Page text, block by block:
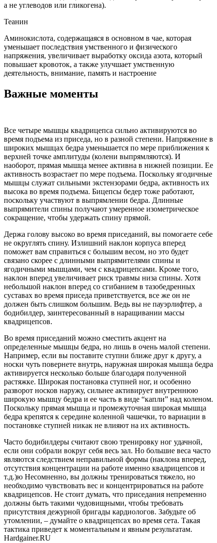
а не углеводов или гликогена).
Теанин
Аминокислота, содержащаяся в основном в чае, которая
уменьшает последствия умственного и физического
напряжения, увеличивает выработку оксида азота, который
повышает кровоток, а также улучшает умственную
деятельность, внимание, память и настроение
Важные моменты
Все четыре мышцы квадрицепса сильно активируются во
время подъема из приседа, но в разной степени. Напряжение в
широких мышцах бедра уменьшается по мере приближения к
верхней точке амплитуды (колени выпрямляются). И
наоборот, прямая мышца менее активна в нижней позиции. Ее
активность возрастает по мере подъема. Поскольку ягодичные
мышцы служат сильными экстензорами бедра, активность их
высока во время подъема. Бицепсы бедер тоже работают,
поскольку участвуют в выпрямлении бедра. Длинные
выпрямители спины получают умеренное изометрическое
сокращение, чтобы удержать спину прямой.
Держа голову высоко во время приседаний, вы помогаете себе
не округлять спину. Излишний наклон корпуса вперед
поможет вам справиться с большим весом, но это будет
связано скорее с длинными выпрямителями спины и
ягодичными мышцами, чем с квадрицепсами. Кроме того,
наклон вперед увеличивает риск травмы низа спины. Хотя
небольшой наклон вперед со сгибанием в тазобедренных
суставах во время приседа приветствуется, все же он не
должен быть слишком большим. Ведь вы не пауэрлифтер, а
бодибилдер, заинтересованный в наращивании массы
квадрицепсов.
Во время приседаний можно сместить акцент на
определенные мышцы бедра, но лишь в очень малой степени.
Например, если вы поставите ступни ближе друг к другу, а
носки чуть повернете внутрь, наружная широкая мышца бедра
активируется несколько больше благодаря полученной
растяжке. Широкая постановка ступней ног, и особенно
разворот носков наружу, сильнее активирует внутреннюю
широкую мышцу бедра и ее часть в виде “капли” над коленом.
Поскольку прямая мышца и промежуточная широкая мышца
бедра крепятся к середине коленной чашечки, то вариации в
постановке ступней никак не влияют на их активность.
Часто бодибилдеры считают свою тренировку ног удачной,
если они собрали вокруг себя весь зал. Но большие веса часто
являются следствием неправильной формы (наклона вперед,
отсутствия концентрации на работе именно квадрицепсов и
т.д.)ю Несомненно, вы должны тренироваться тяжело, но
необходимо чувствовать вес и концентрироваться на работе
квадрицепсов. Не стоит думать, что приседания непременно
должны быть такими чудовищными, чтобы требовать
присутствия дежурной бригады кардиологов. Забудьте об
утомлении, – думайте о квадрицепсах во время сета. Такая
тактика приведет к моментальным и явным результатам.
Hardgainer.RU